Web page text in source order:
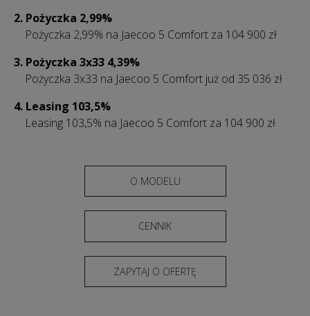
2. Pożyczka 2,99%
Pożyczka 2,99% na Jaecoo 5 Comfort za 104 900 zł
3. Pożyczka 3x33 4,39%
Pożyczka 3x33 na Jaecoo 5 Comfort już od 35 036 zł
4. Leasing 103,5%
Leasing 103,5% na Jaecoo 5 Comfort za 104 900 zł
O MODELU
CENNIK
ZAPYTAJ O OFERTĘ